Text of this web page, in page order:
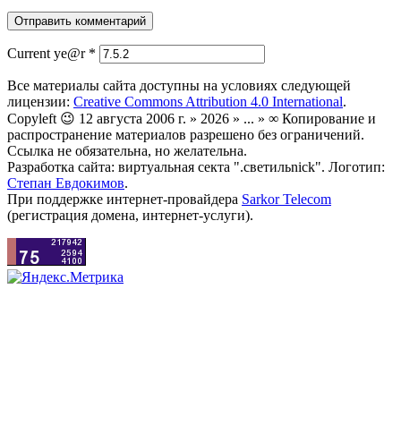
Current ye@r *
Все материалы сайта доступны на условиях следующей
лицензии: Creative Commons Attribution 4.0 International.
Copyleft 😉 12 августа 2006 г. » 2026 » ... » ∞ Копирование и
распространение материалов разрешено без ограничений.
Ссылка не обязательна, но желательна.
Разработка сайта: виртуальная секта ".светильnick". Логотип:
Степан Евдокимов.
При поддержке интернет-провайдера Sarkor Telecom
(регистрация домена, интернет-услуги).